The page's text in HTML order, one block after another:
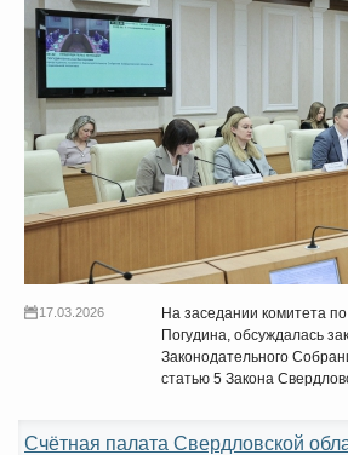
17.03.2026
На заседании комитета
Погудина, обсуждалась
Законодательного
статью 5 Закона
Счётная палата Свердловской